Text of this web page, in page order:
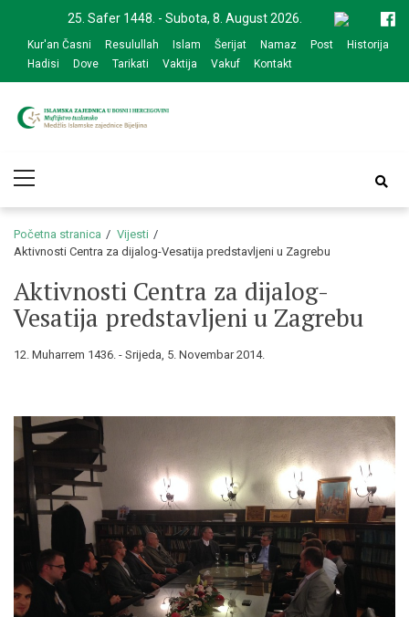
navigation
content
25. Safer 1448. - Subota, 8. August 2026.
Kur'an Časni Resulullah Islam Šerijat Namaz Post
Historija
Hadisi
Dove Tarikati Vaktija Vakuf Kontakt
zajednice Bijeljina
Menu
Početna stranica
Vijesti
Aktivnosti Centra za dijalog-Vesatija predstavljeni u Zagrebu
Aktivnosti Centra za dijalog-
Vesatija predstavljeni u Zagrebu
12. Muharrem 1436. - Srijeda, 5. Novembar 2014.